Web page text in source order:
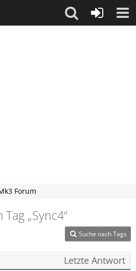
Forum
„Sync4“
Suche nach Tags
Letzte Antwort